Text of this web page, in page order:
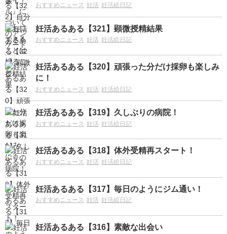
おすすめニュース 妊活 妊活絵日記
妊活あるある【321】顕微授精結果
おすすめニュース 妊活 妊活絵日記
妊活あるある【320】頑張った分だけ採卵も楽しみ
に！
おすすめニュース 妊活 妊活絵日記
妊活あるある【319】久しぶりの病院！
おすすめニュース 妊活 妊活絵日記
妊活あるある【318】体外受精再スタート！
おすすめニュース 妊活 妊活絵日記
妊活あるある【317】毎日のようにジム通い！
おすすめニュース 妊活 妊活絵日記
妊活あるある【316】素敵な出会い